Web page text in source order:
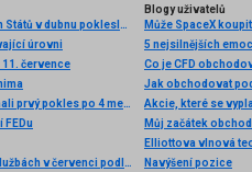
Makro: Aktivita sektoru služeb Spojených Států v dubnu poklesla na čtyřměsíční minimum
úrovni
11. července
BREAKING: Zásoby ropy v USA zaznamenali prvý pokles po 4 mesiaoch!
USA: Index nákupních manažerů PMI ve službách v červenci podle předběžných dat vzrostl na 53,6 b.
Blogy uživatelů
5 nejsilnějších
Co je CFD
Jak obchodovat
Můj začátek
Navýšení pozice